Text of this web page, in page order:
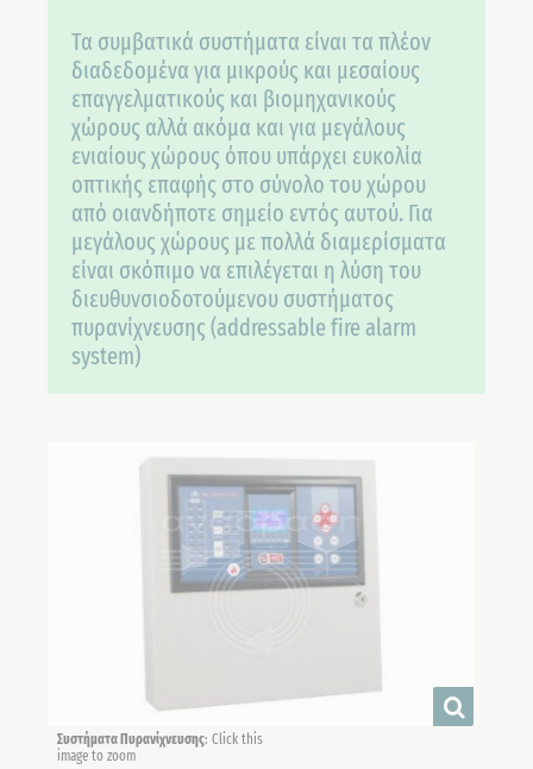
Τα συμβατικά συστήματα είναι τα πλέον
διαδεδομένα για μικρούς και μεσαίους
επαγγελματικούς και βιομηχανικούς
χώρους αλλά ακόμα και για μεγάλους
ενιαίους χώρους όπου υπάρχει ευκολία
οπτικής επαφής στο σύνολο του χώρου
από οιανδήποτε σημείο εντός αυτού. Για
μεγάλους χώρους με πολλά διαμερίσματα
είναι σκόπιμο να επιλέγεται η λύση του
διευθυνσιοδοτούμενου συστήματος
πυρανίχνευσης (addressable fire alarm
system)
Συστήματα Πυρανίχνευσης: Click this
image to zoom